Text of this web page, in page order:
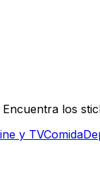
los
y TVComida